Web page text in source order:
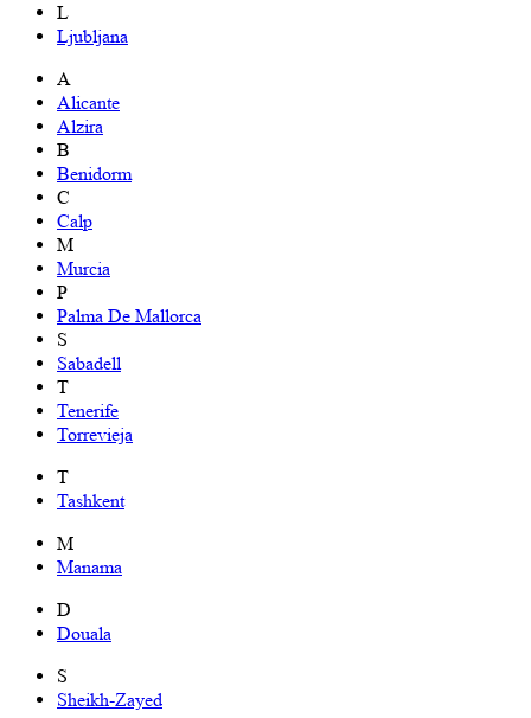
L
Ljubljana
A
Alicante
Alzira
B
Benidorm
C
Calp
M
Murcia
P
Palma De Mallorca
S
Sabadell
T
Tenerife
Torrevieja
T
Tashkent
M
Manama
D
Douala
S
Sheikh-Zayed